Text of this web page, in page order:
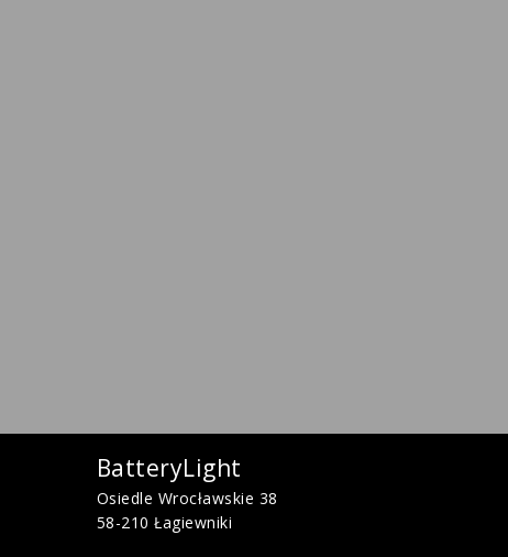
BatteryLight
Osiedle Wrocławskie 38
58-210 Łagiewniki